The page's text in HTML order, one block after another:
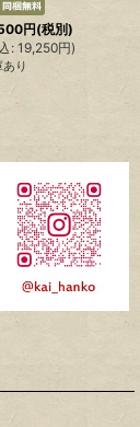
円(税別)
: 19,250円)
り